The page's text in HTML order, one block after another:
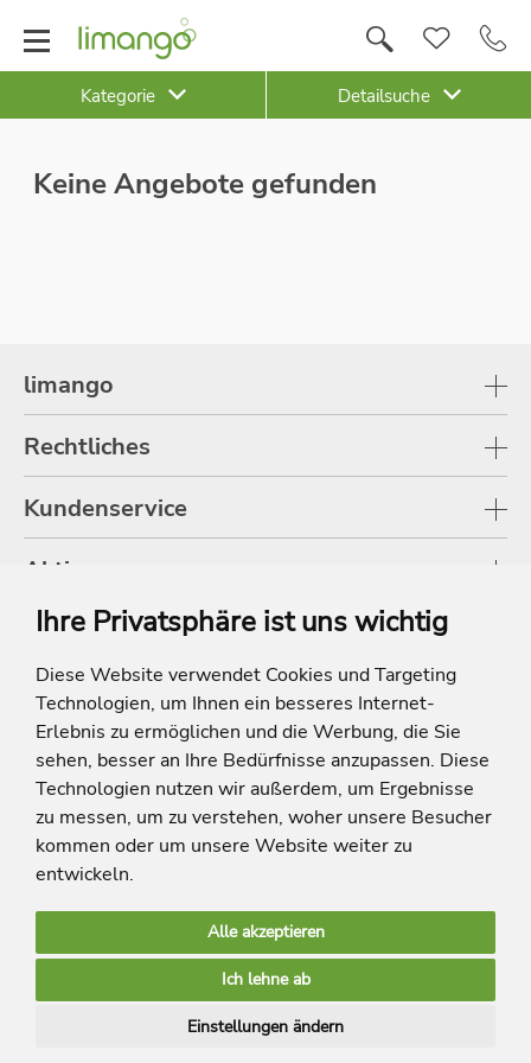
Ihre Privatsphäre ist uns wichtig
Diese Website verwendet Cookies und Targeting
Technologien, um Ihnen ein besseres Internet-
Erlebnis zu ermöglichen und die Werbung, die Sie
sehen, besser an Ihre Bedürfnisse anzupassen. Diese
Technologien nutzen wir außerdem, um Ergebnisse
zu messen, um zu verstehen, woher unsere Besucher
kommen oder um unsere Website weiter zu
entwickeln.
Alle akzeptieren
Ich lehne ab
Einstellungen ändern
Kategorie Detailsuche
Keine Angebote gefunden
limango
Rechtliches
Kundenservice
Aktionen
Shop
* Die Ersparnis bezieht sich auf die aktuellen Listenpreise der Hotels, bei
Paketangeboten auf die Summe der Preise der Einzelleistungen.
**Streichpreise beziehen sich auf die ursprünglichen Preise des Reiseveranstalters.
limango Apps